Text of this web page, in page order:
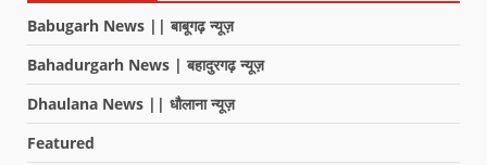
Babugarh News || बाबूगढ़ न्यूज़
Bahadurgarh News | बहादुरगढ़ न्यूज़
Dhaulana News || धौलाना न्यूज़
Featured